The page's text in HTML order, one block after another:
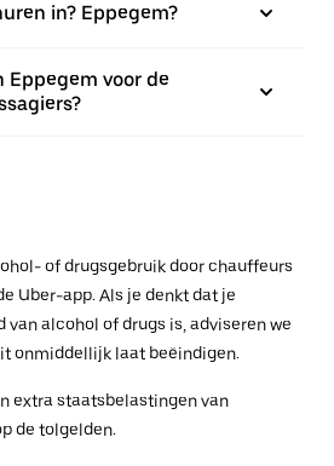
in? Eppegem?
Eppegem voor de
of drugsgebruik door chauffeurs
Uber-app. Als je denkt dat je
alcohol of drugs is, adviseren we
onmiddellijk laat beëindigen.
extra staatsbelastingen van
de tolgelden.